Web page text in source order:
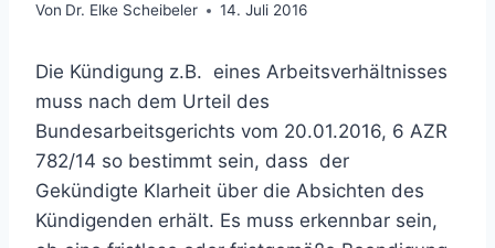
Von Dr. Elke Scheibeler 14. Juli 2016
Die Kündigung z.B. eines Arbeitsverhältnisses
muss nach dem Urteil des
Bundesarbeitsgerichts vom 20.01.2016, 6 AZR
782/14 so bestimmt sein, dass der
Gekündigte Klarheit über die Absichten des
Kündigenden erhält. Es muss erkennbar sein,